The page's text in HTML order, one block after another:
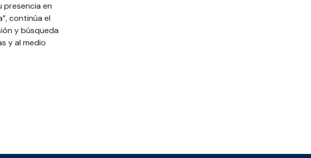
presencia en
continúa el
y búsqueda
y al medio